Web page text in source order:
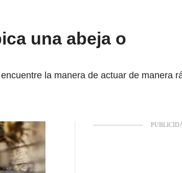
una abeja o
la manera de actuar de manera